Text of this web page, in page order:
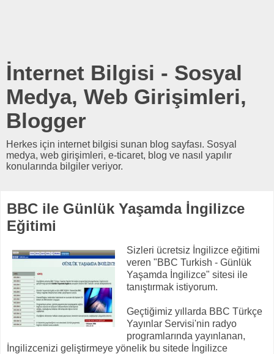
İnternet Bilgisi - Sosyal
Medya, Web Girişimleri,
Blogger
Herkes için internet bilgisi sunan blog sayfası. Sosyal
medya, web girişimleri, e-ticaret, blog ve nasıl yapılır
konularında bilgiler veriyor.
BBC ile Günlük Yaşamda İngilizce
Eğitimi
Sizleri ücretsiz İngilizce eğitimi
veren "BBC Turkish - Günlük
Yaşamda İngilizce" sitesi ile
tanıştırmak istiyorum.
Geçtiğimiz yıllarda BBC Türkçe
Yayınlar Servisi'nin radyo
programlarında yayınlanan,
İngilizcenizi geliştirmeye yönelik bu sitede İngilizce